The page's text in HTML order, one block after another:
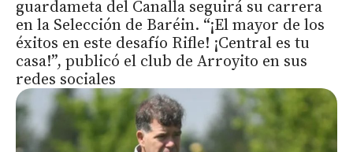
guardameta del Canalla seguirá su carrera
en la Selección de Baréin. “¡El mayor de los
éxitos en este desafío Rifle! ¡Central es tu
casa!”, publicó el club de Arroyito en sus
redes sociales